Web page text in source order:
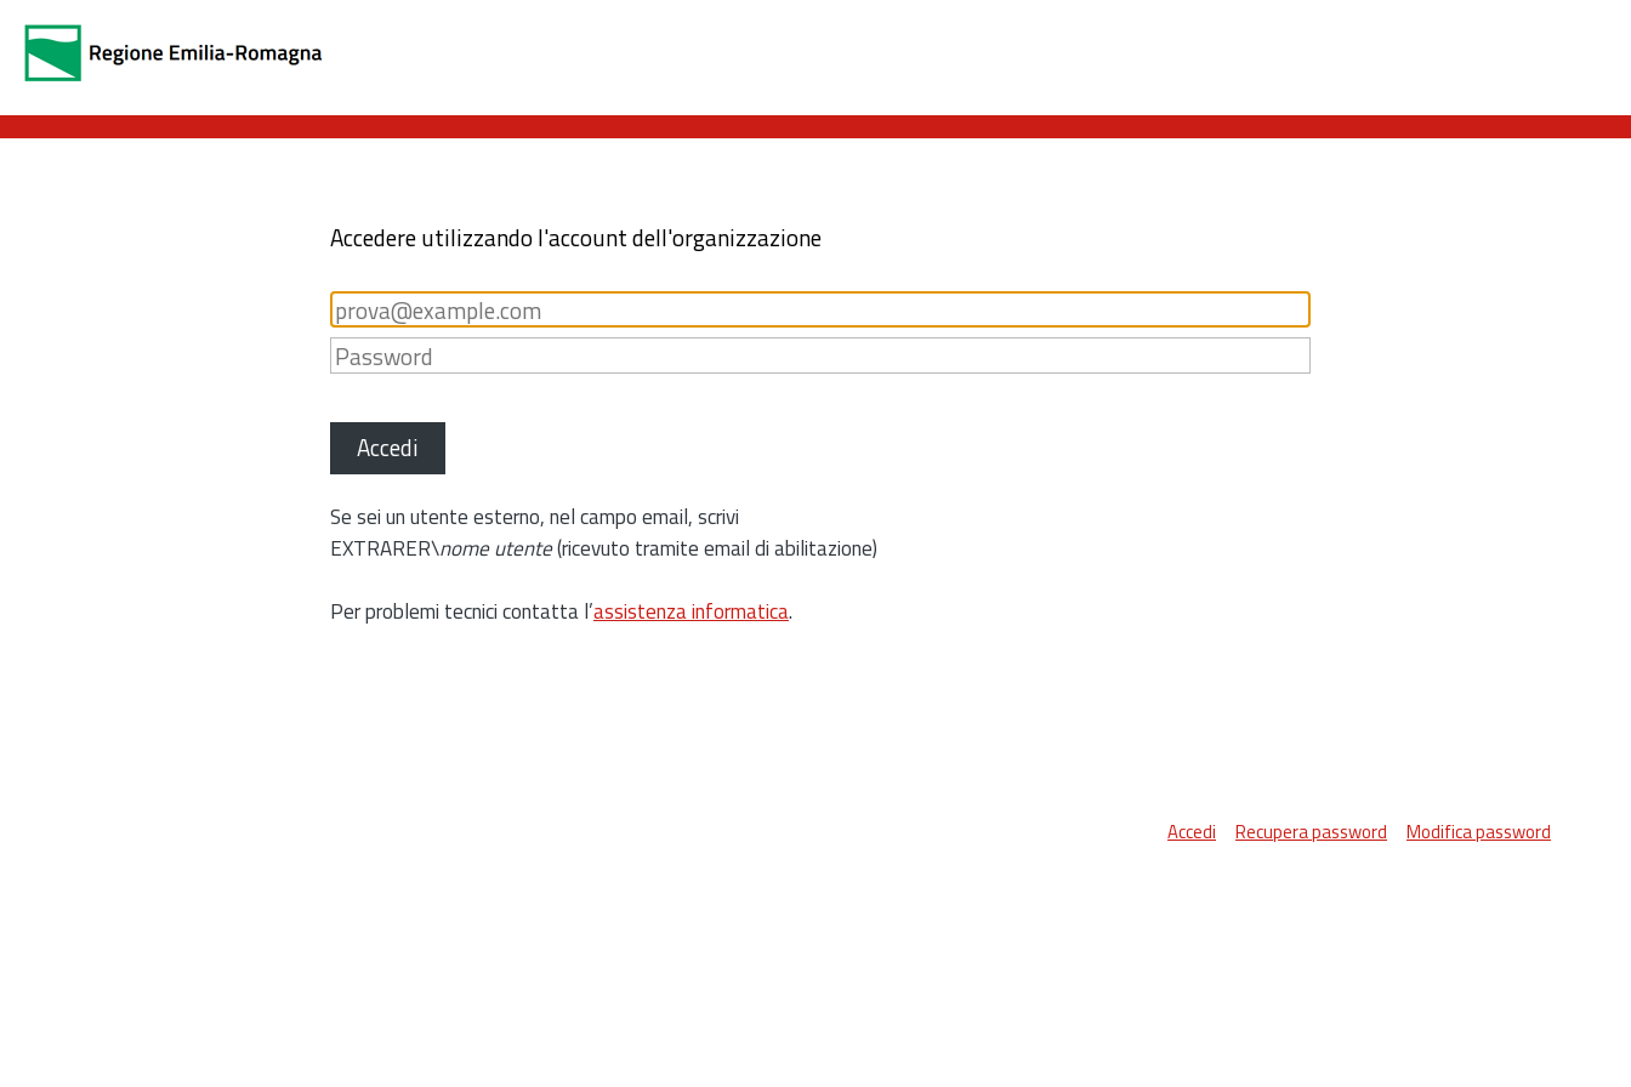
Accedere utilizzando l'account dell'organizzazione
Accedi
Se sei un utente esterno, nel campo email, scrivi
EXTRARER\nome utente(ricevuto tramite email di abilitazione)
Per problemi tecnici contatta l’assistenza informatica.
Accedi Recupera password Modifica password